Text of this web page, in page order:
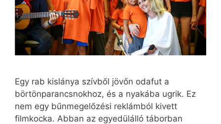
Egy rab kislánya szívből jövőn odafut a
börtönparancsnokhoz, és a nyakába ugrik. Ez
nem egy bűnmegelőzési reklámból kivett
filmkocka. Abban az egyedülálló táborban